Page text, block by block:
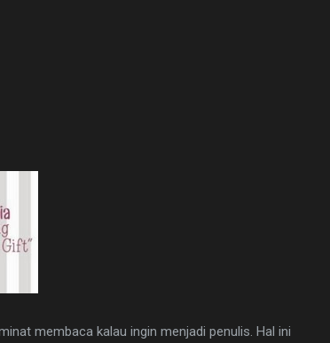
membaca kalau ingin menjadi penulis. Hal ini